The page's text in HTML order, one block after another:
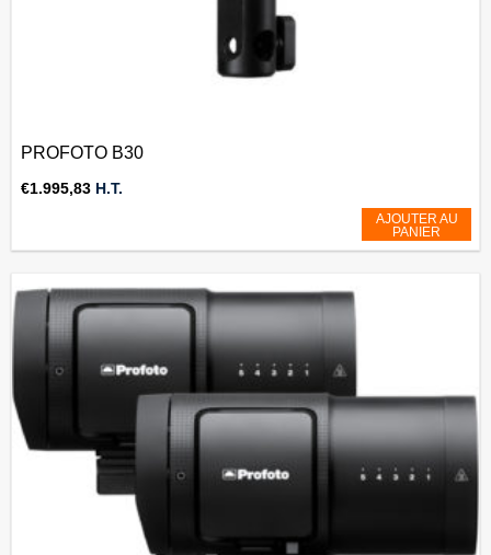
PROFOTO B30
€1.995,83 H.T.
AJOUTER AU
PANIER